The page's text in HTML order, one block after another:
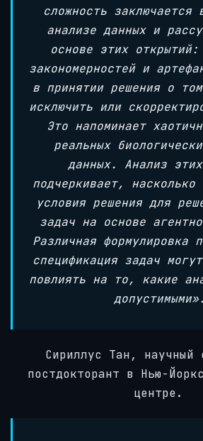
сложность заключается
анализе данных и
основе этих открытий:
закономерностей и
в принятии решения о
исключить или
Это напоминает
реальных
данных. Анализ
подчеркивает, насколько
условия решения для
задач на основе
Различная формулировка
спецификация задач
повлиять на то, какие
допустимыми».
Сириллус Тан, научный
постдокторант в Нью-
центре.